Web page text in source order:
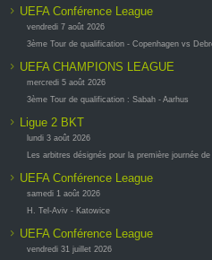
UEFA Conférence League
vendredi 7 août 2026
3ème Tour de qualification - Copenhagen vs
UEFA CHAMPIONS LEAGUE
mercredi 5 août 2026
3ème Tour de qualification : Sabah - Aarhus
Ligue 2 BKT
lundi 3 août 2026
Les arbitres désignés pour la première journée
UEFA Conférence League
samedi 1 août 2026
H. Tel-Aviv - Katowice
UEFA Conférence League
vendredi 31 juillet 2026